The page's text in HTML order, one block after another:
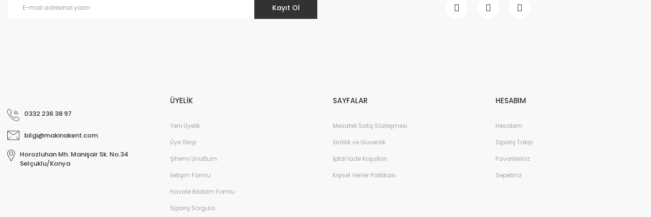
Gerçekten ilgili ve güvenilir bir firma. Tereddüt etmeden alış veriş yapabilirsiniz
E... K... | 13/02/2026
ihtiyaca cevap veren bir site
Bayram Sen | 22/12/2025
Kayıt Ol
0332 236 38 97
bilgi@makinakent.com
Horozluhan Mh. Manişair Sk. No.34
Selçuklu/Konya
ÜYELİK
Yeni Üyelik
Üye Girişi
Şifremi Unuttum
İletişim Formu
Havale Bildirim Formu
Sipariş Sorgula
SAYFALAR
Mesafeli Satış Sözleşmesi
Gizlilik ve Güvenlik
İptal İade Koşullari
Kişisel Veriler Politikası
HESABIM
Hesabım
Sipariş Takip
Favorileriniz
Sepetiniz